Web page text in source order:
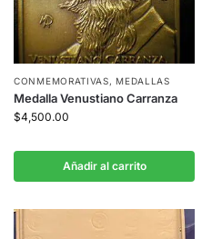
CONMEMORATIVAS,MEDALLAS
Medalla Venustiano Carranza
$4,500.00
Añadir al carrito